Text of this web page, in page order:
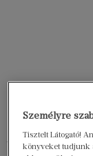
Zsoldi
boltvezető
Személyre
Tisztelt Látogató!
könyveket tudjunk